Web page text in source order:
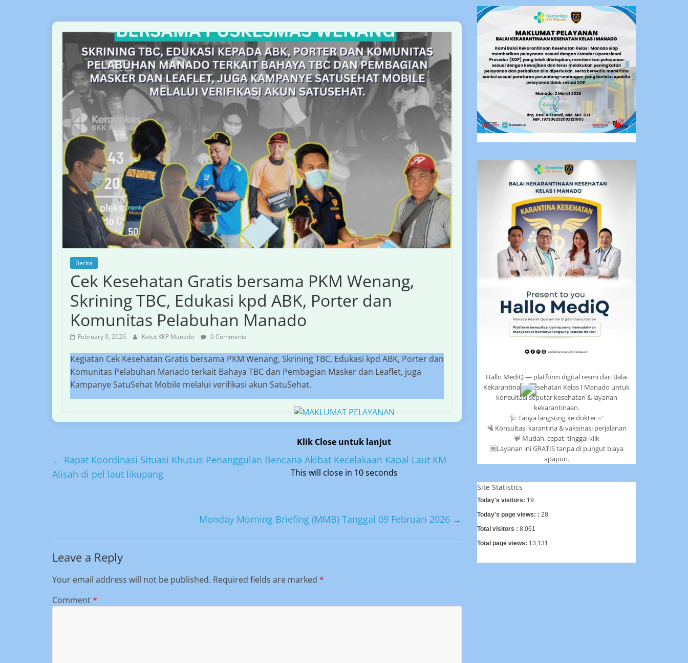
Berita
Cek Kesehatan Gratis bersama PKM Wenang,
Skrining TBC, Edukasi kpd ABK, Porter dan
Komunitas Pelabuhan Manado
February 9, 2026 Ketut KKP Manado 0 Comments
Kegiatan Cek Kesehatan Gratis bersama PKM Wenang, Skrining TBC, Edukasi kpd ABK, Porter dan
Komunitas Pelabuhan Manado terkait Bahaya TBC dan Pembagian Masker dan Leaflet, juga
Kampanye SatuSehat Mobile melalui verifikasi akun SatuSehat.
← Rapat Koordinasi Situasi Khusus Penanggulan Bencana Akibat Kecelakaan Kapal Laut KM
Alisah di pel laut likupang
Monday Morning Briefing (MMB) Tanggal 09 Februari 2026 →
Leave a Reply
Your email address will not be published. Required fields are marked *
Comment*
Hallo MediQ — platform digital resmi dari Balai
Kekarantinaan Kesehatan Kelas I Manado untuk
konsultasi seputar kesehatan & layanan
kekarantinaan.
🩺 Tanya langsung ke dokter ✅
🛂 Konsultasi karantina & vaksinasi perjalanan
💬 Mudah, cepat, tinggal klik
🆓Layanan ini GRATIS tanpa di pungut biaya
apapun.
Site Statistics
Today's visitors: 19
Today's page views: : 28
Total visitors : 8,061
Total page views: 13,131
Klik Close untuk lanjut
This will close in9seconds